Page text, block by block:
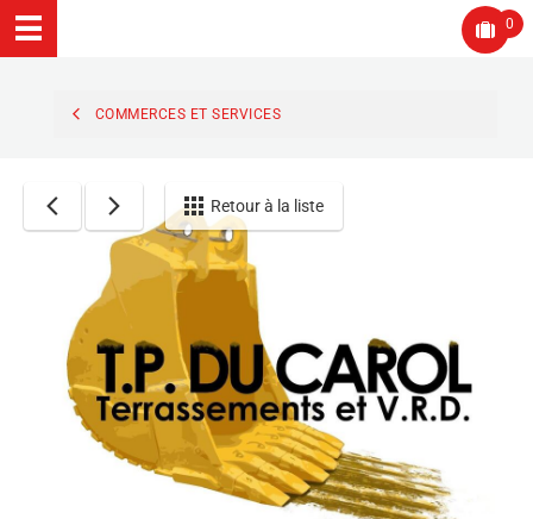
0
COMMERCES ET SERVICES
Retour à la liste